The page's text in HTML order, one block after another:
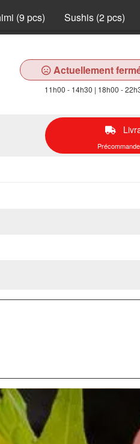
(9 pcs) Sushis (2 pcs)
Actuellement
11h00 - 14h30 | 18h00 -